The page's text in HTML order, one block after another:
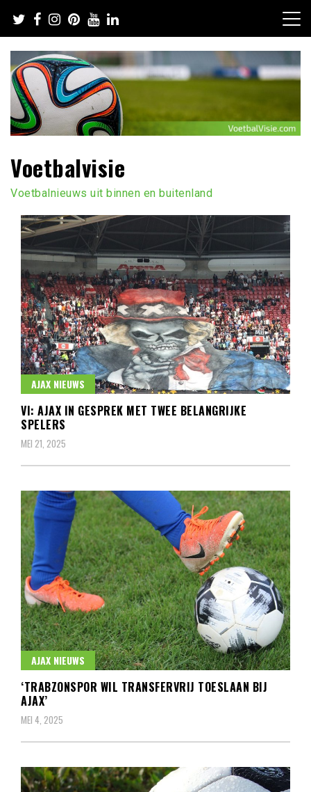
naar
de
inhoud
Voetbalvisie
Voetbalnieuws uit binnen en buitenland
AJAX NIEUWS
VI: AJAX IN GESPREK MET TWEE BELANGRIJKE
SPELERS
MEI 21, 2025
AJAX NIEUWS
‘TRABZONSPOR WIL TRANSFERVRIJ TOESLAAN BIJ
AJAX’
MEI 4, 2025